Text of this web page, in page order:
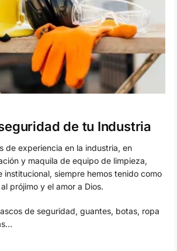
de tu Industria
de experiencia en la industria, en
y maquila de equipo de limpieza,
institucional, siempre hemos tenido como
prójimo y el amor a Dios.
de seguridad, guantes, botas, ropa